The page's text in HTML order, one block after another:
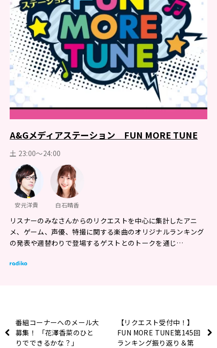
A&Gメディアステーション FUN MORE TUNE
土 23:00～24:00
安元洋貴 白石晴香
リスナーのみなさんからのリクエストを中心に集計したアニ
メ、ゲーム、声優、特撮に関する楽曲のオリジナルランキング
の発表や週替わりで登場するゲストとのトークを通じ…
番組コーナーへのメール大
募集！ 「花澤香菜のひと
りでできるかな？」
【リクエスト受付中！】
FUN MORE TUNE第145回
ランキング振り返り＆第